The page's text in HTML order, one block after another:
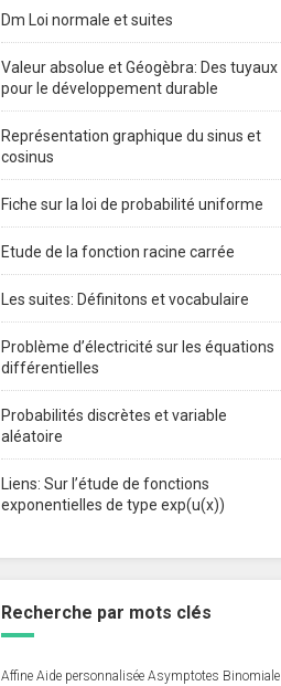
Dm Loi normale et suites
Valeur absolue et Géogèbra: Des tuyaux
pour le développement durable
Représentation graphique du sinus et
cosinus
Fiche sur la loi de probabilité uniforme
Etude de la fonction racine carrée
Les suites: Définitons et vocabulaire
Problème d’électricité sur les équations
différentielles
Probabilités discrètes et variable
aléatoire
Liens: Sur l’étude de fonctions
exponentielles de type exp(u(x))
Recherche par mots clés
Affine Aide personnalisée Asymptotes Binomiale